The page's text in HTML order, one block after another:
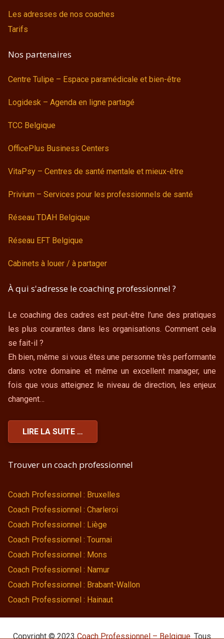
Les adresses de nos coaches
Tarifs
Nos partenaires
Centre Tulipe – Espace paramédicale et bien-être
Logidesk – Agenda en ligne partagé
TCC Belgique
OfficePlus Business Centers
VitaPsy – Centres de santé mentale et mieux-être
Privium – Services pour les professionnels de santé
Réseau TDAH Belgique
Réseau EFT Belgique
Cabinets à louer / à partager
À qui s'adresse le coaching professionnel ?
Le coaching des cadres est peut-être l’une des pratiques
les plus courantes dans les organisations. Comment cela
se fait-il ?
Eh bien, même si vous êtes une personne très performante
dans votre domaine et même un excellent manager, une
fois que vous atteignez le niveau de direction, les enjeux
changent…
LIRE LA SUITE …
Trouver un coach professionnel
Coach Professionnel : Bruxelles
Coach Professionnel : Charleroi
Coach Professionnel : Liège
Coach Professionnel : Tournai
Coach Professionnel : Mons
Coach Professionnel : Namur
Coach Professionnel : Brabant-Wallon
Coach Professionnel : Hainaut
Copyright © 2023 Coach Professionnel – Belgique. Tous